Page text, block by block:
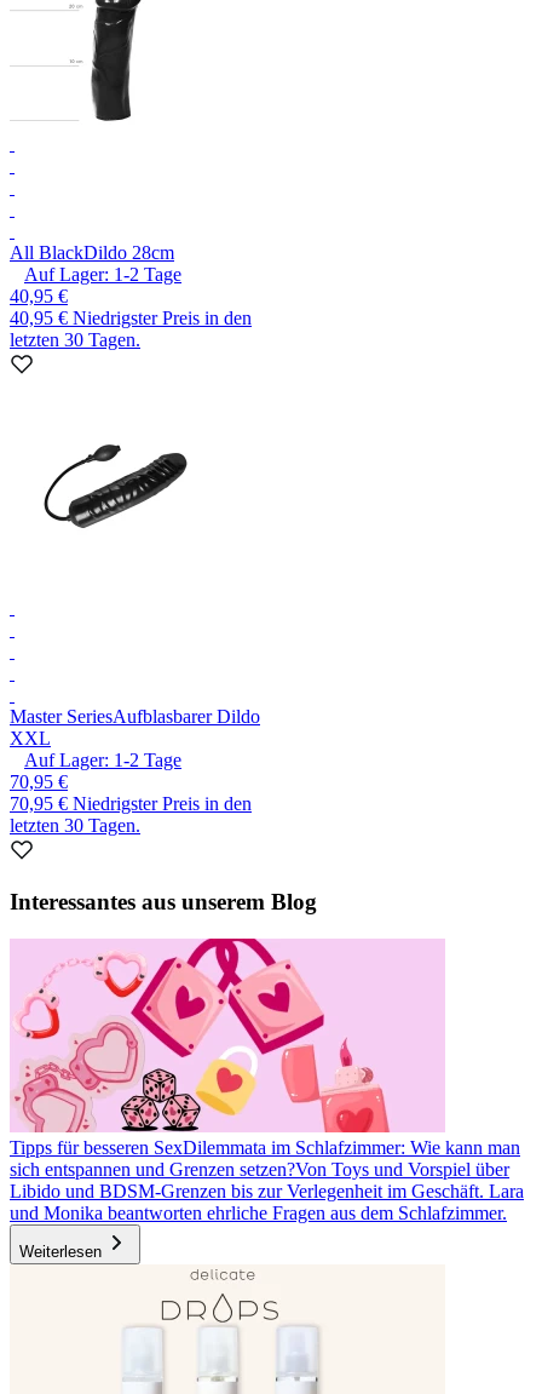
All BlackDildo 28cm
Auf Lager: 1-2 Tage
40,95 €
40,95 € Niedrigster Preis in den
letzten 30 Tagen.
Master SeriesAufblasbarer Dildo
XXL
Auf Lager: 1-2 Tage
70,95 €
70,95 € Niedrigster Preis in den
letzten 30 Tagen.
Interessantes aus unserem Blog
Tipps für besseren SexDilemmata im Schlafzimmer: Wie kann man
sich entspannen und Grenzen setzen?Von Toys und Vorspiel über
Libido und BDSM-Grenzen bis zur Verlegenheit im Geschäft. Lara
und Monika beantworten ehrliche Fragen aus dem Schlafzimmer.
Weiterlesen